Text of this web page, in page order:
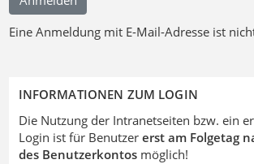
Eine Anmeldung mit E-Mail-Adresse ist
INFORMATIONEN ZUM LOGIN
Die Nutzung der Intranetseiten bzw. ein
Login ist für Benutzer erst am Folgetag
des Benutzerkontosmöglich!